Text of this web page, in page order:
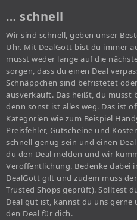
… schnell
Wir sind schnell, geben unser
Uhr. Mit DealGott bist du immer
musst weder lange auf die
sorgen, dass du einen Deal
Schnäppchen sind befristetet
ausverkauft. Das heißt, du musst
denn sonst ist alles weg. Das ist
Kategorien wie zum Beispiel
Preisfehler, Gutscheine und
schnell genug sein und einen
du den Deal melden und wir
Veröffentlichung. Bedenke dabei
DealGott gilt und zudem muss
Trusted Shops geprüft). Solltest
Deal gut ist, kannst du uns
den Deal für dich.